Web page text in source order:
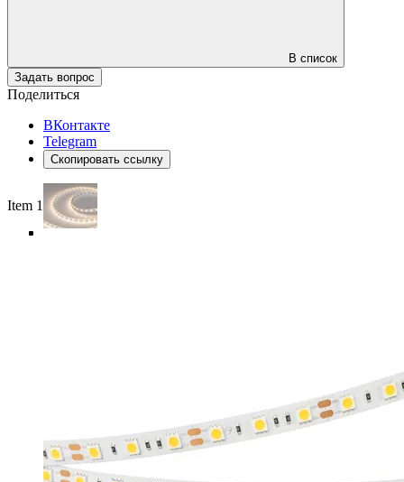
В список
Задать вопрос
Поделиться
ВКонтакте
Telegram
Скопировать ссылку
Item 1 of 5